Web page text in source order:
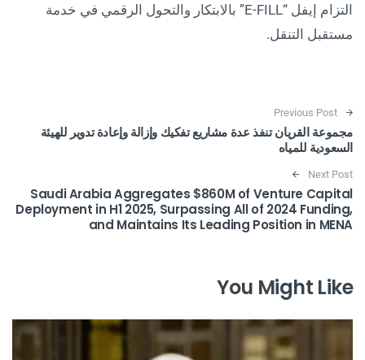
التزام إيفل “E-FILL” بالابتكار والتحول الرقمي في خدمة
مستقبل التنقل.
Post navigation
Previous Post
مجموعة القريان تنفذ عدة مشاريع تفكيك وإزالة وإعادة تدوير للهيئة
السعودية للمياه
Next Post
Saudi Arabia Aggregates $860M of Venture Capital
Deployment in H1 2025, Surpassing All of 2024 Funding,
and Maintains Its Leading Position in MENA
You Might Like